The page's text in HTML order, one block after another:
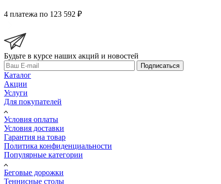
4 платежа по 123 592 ₽
Будьте в курсе наших акций и новостей
Подписаться
Каталог
Акции
Услуги
Для покупателей
Условия оплаты
Условия доставки
Гарантия на товар
Политика конфиденциальности
Популярные категории
Беговые дорожки
Теннисные столы